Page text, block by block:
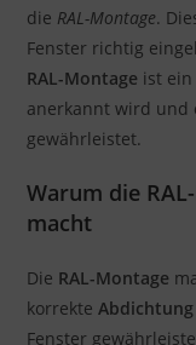
die RAL-Montage.
Fenster richtig
RAL-Montage ist ein
anerkannt wird und
gewährleistet.
Warum die
macht
Die RAL-Montage
korrekteAbdichtung
Fenster